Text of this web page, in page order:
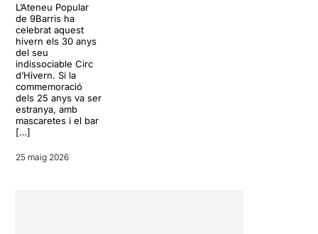
L’Ateneu Popular
de 9Barris ha
celebrat aquest
hivern els 30 anys
del seu
indissociable Circ
d’Hivern. Si la
commemoració
dels 25 anys va ser
estranya, amb
mascaretes i el bar
[…]
25 maig 2026